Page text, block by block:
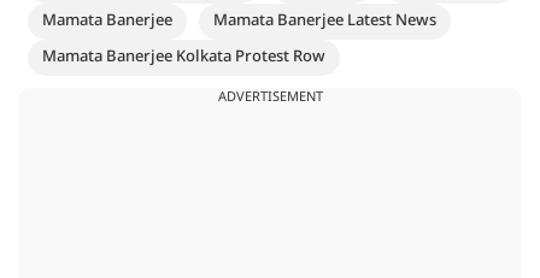
Mamata Banerjee
Mamata Banerjee Latest News
Mamata Banerjee Kolkata Protest Row
ADVERTISEMENT